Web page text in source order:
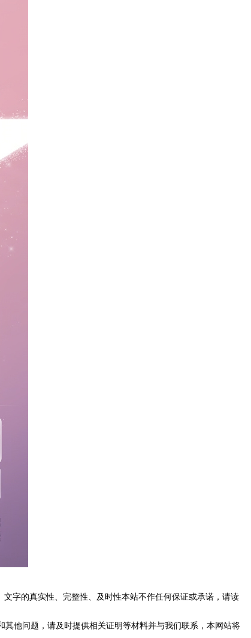
字的真实性、完整性、及时性本站不作任何保证或承诺，请读
他问题，请及时提供相关证明等材料并与我们联系，本网站将